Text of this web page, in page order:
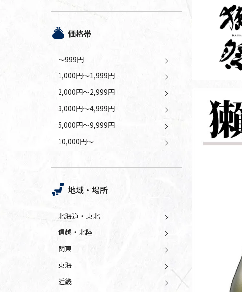
価格帯
～999円
1,000円～1,999円
2,000円～2,999円
3,000円～4,999円
5,000円～9,999円
10,000円～
地域・場所
北海道・東北
信越・北陸
関東
東海
近畿